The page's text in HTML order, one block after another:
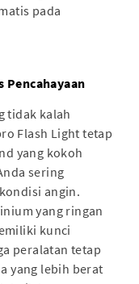
pada
Pencahayaan
tidak kalah
Flash Light tetap
yang kokoh
sering
angin.
yang ringan
kunci
peralatan tetap
yang lebih berat